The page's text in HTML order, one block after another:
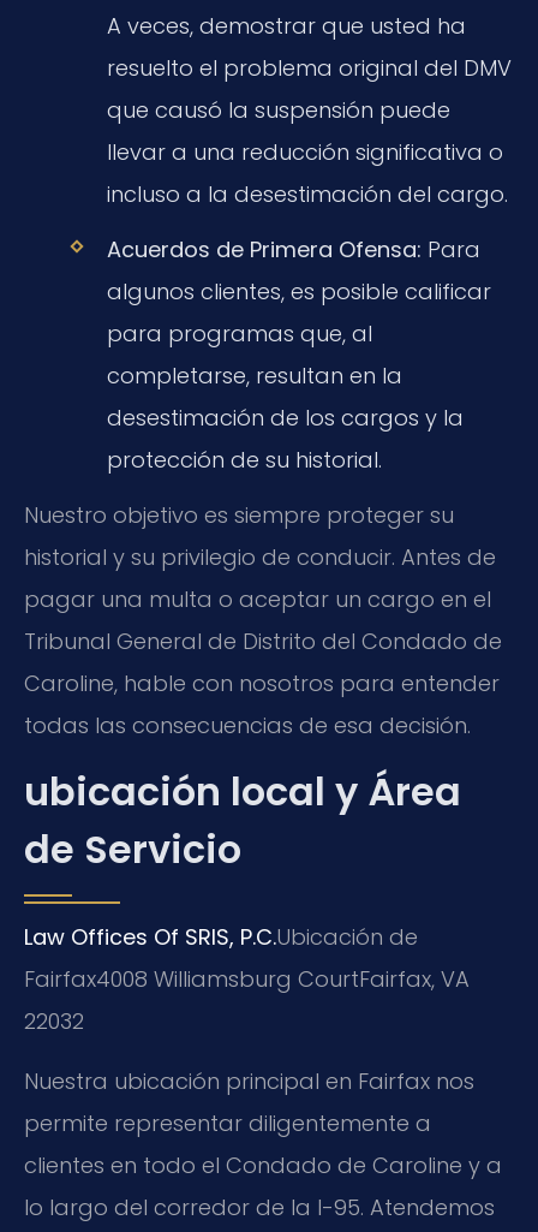
A veces, demostrar que usted ha
resuelto el problema original del DMV
que causó la suspensión puede
llevar a una reducción significativa o
incluso a la desestimación del cargo.
Acuerdos de Primera Ofensa: Para
algunos clientes, es posible calificar
para programas que, al
completarse, resultan en la
desestimación de los cargos y la
protección de su historial.
Nuestro objetivo es siempre proteger su
historial y su privilegio de conducir. Antes de
pagar una multa o aceptar un cargo en el
Tribunal General de Distrito del Condado de
Caroline, hable con nosotros para entender
todas las consecuencias de esa decisión.
ubicación local y Área
de Servicio
Law Offices Of SRIS, P.C.Ubicación de
Fairfax4008 Williamsburg CourtFairfax, VA
22032
Nuestra ubicación principal en Fairfax nos
permite representar diligentemente a
clientes en todo el Condado de Caroline y a
lo largo del corredor de la I-95. Atendemos